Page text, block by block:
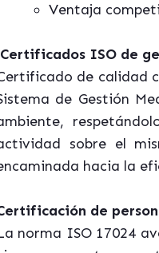
Ventaja
Certificados ISO de
de calidad
de Gestión
sobre el
hacia la
de
norma ISO 17024